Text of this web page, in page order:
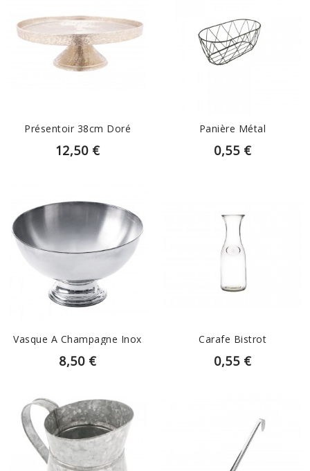
EN SAVOIR PLUS
Présentoir 38cm Doré
12,50 €
EN SAVOIR PLUS
Panière Métal
0,55 €
EN SAVOIR PLUS
Vasque A Champagne Inox
8,50 €
EN SAVOIR PLUS
Carafe Bistrot
0,55 €